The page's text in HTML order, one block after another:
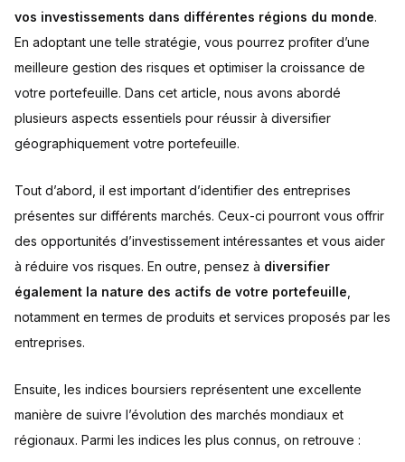
vos investissements dans différentes régions du monde.
En adoptant une telle stratégie, vous pourrez profiter d’une
meilleure gestion des risques et optimiser la croissance de
votre portefeuille. Dans cet article, nous avons abordé
plusieurs aspects essentiels pour réussir à diversifier
géographiquement votre portefeuille.
Tout d’abord, il est important d’identifier des entreprises
présentes sur différents marchés. Ceux-ci pourront vous offrir
des opportunités d’investissement intéressantes et vous aider
à réduire vos risques. En outre, pensez à diversifier
également la nature des actifs de votre portefeuille
notamment en termes de produits et services proposés par les
entreprises.
Ensuite, les indices boursiers représentent une excellente
manière de suivre l’évolution des marchés mondiaux et
régionaux. Parmi les indices les plus connus, on retrouve :